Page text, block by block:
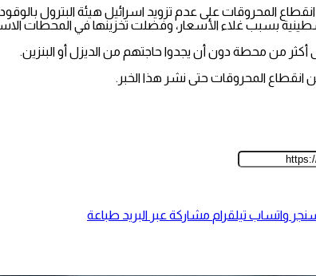
المحروقات على عدم تزويد اسرائيل هيئة البترول
بسبب غلاء الأسعار، وفضلت تخزينها في المحطات
من محطة دون أن يجدوا حاجتهم من الديزل أو البنزين.
انقطاع المحروقات حتى نشر هذا الخبر.
واتساب تيلقرام مشاركة عبر البريد طباعة